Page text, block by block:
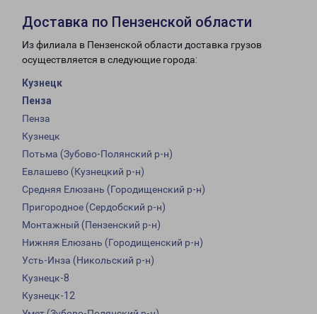
Доставка по Пензенской области
Из филиала в Пензенской области доставка грузов
осуществляется в следующие города:
Кузнецк
Пенза
Пенза
Кузнецк
Потьма (Зубово-Полянский р-н)
Евлашево (Кузнецкий р-н)
Средняя Елюзань (Городищенский р-н)
Пригородное (Сердобский р-н)
Монтажный (Пензенский р-н)
Нижняя Елюзань (Городищенский р-н)
Усть-Инза (Никольский р-н)
Кузнецк-8
Кузнецк-12